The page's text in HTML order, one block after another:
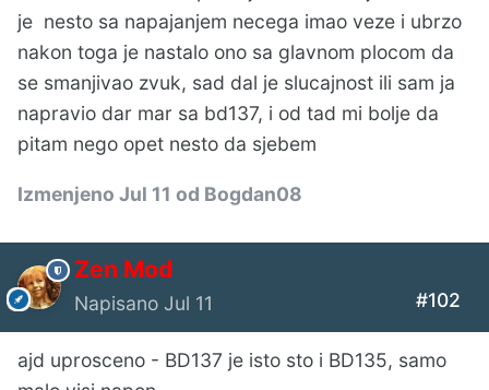
je nesto sa napajanjem necega imao veze i ubrzo
nakon toga je nastalo ono sa glavnom plocom da
se smanjivao zvuk, sad dal je slucajnost ili sam ja
napravio dar mar sa bd137, i od tad mi bolje da
pitam nego opet nesto da sjebem
Izmenjeno Jul 11 od Bogdan08
Zen Mod
Napisano Jul 11 #102
ajd uprosceno - BD137 je isto sto i BD135, samo